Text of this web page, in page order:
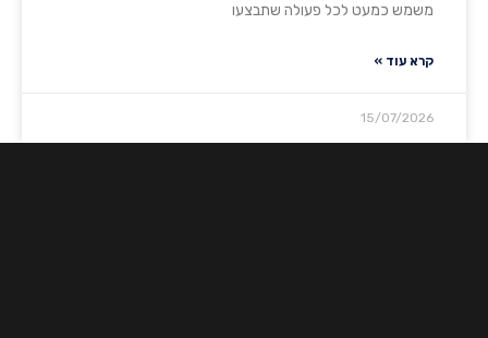
משמש כמעט לכל פעולה שתבצעו
קרא עוד »
15/07/2026